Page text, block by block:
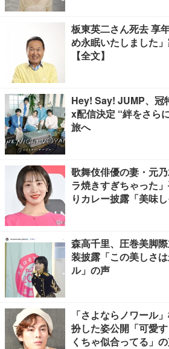
板東英二さん死去 享
め永眠いたしました
【全文】
Hey! Say! JUMP、冠
x配信決定 “絆をさら
旅へ
歌舞伎俳優の妻・元
ラ焼きすぎちゃった
りカレー披露「美味
森高千里、圧巻美脚
装披露「この美しさ
ル」の声
「さよならノワール
扮した姿公開「可愛
くちゃ似合ってる」